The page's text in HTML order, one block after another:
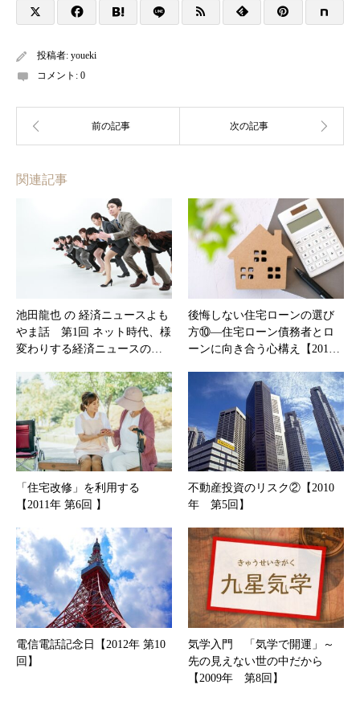
投稿者: youeki
コメント: 0
関連記事
池田龍也 の 経済ニュースよも
やま話 第1回 ネット時代、様
変わりする経済ニュースの…
後悔しない住宅ローンの選び
方⑩―住宅ローン債務者とロ
ーンに向き合う心構え【201…
「住宅改修」を利用する
【2011年 第6回 】
不動産投資のリスク②【2010
年 第5回】
電信電話記念日【2012年 第10
回】
気学入門 「気学で開運」～
先の見えない世の中だから
【2009年 第8回】